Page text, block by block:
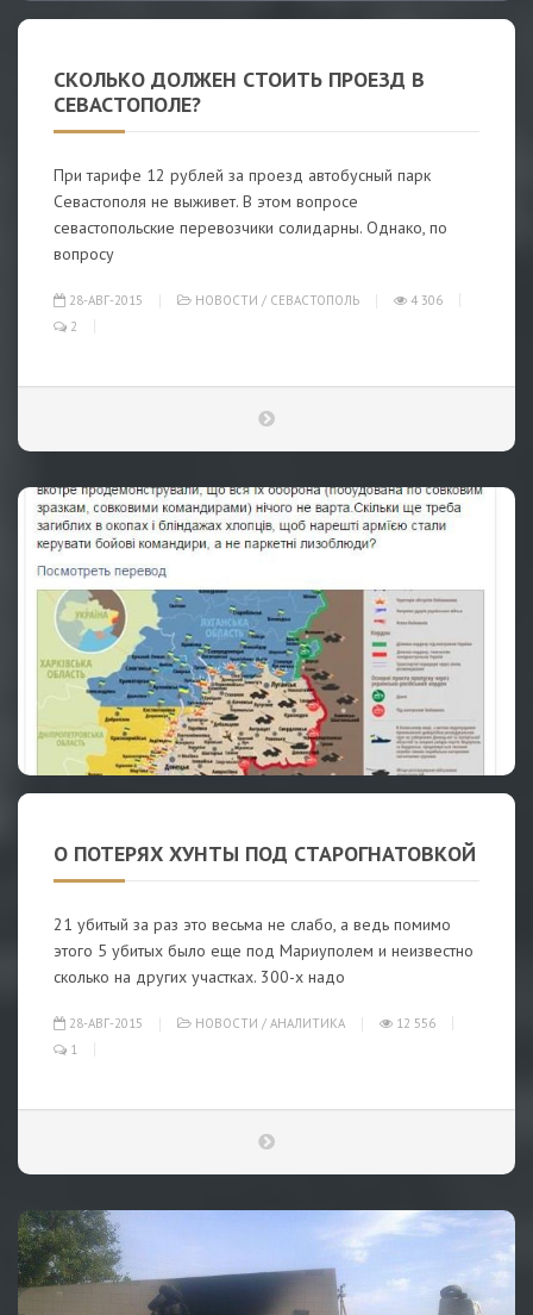
СКОЛЬКО ДОЛЖЕН СТОИТЬ ПРОЕЗД В
СЕВАСТОПОЛЕ?
При тарифе 12 рублей за проезд автобусный парк
Севастополя не выживет. В этом вопросе
севастопольские перевозчики солидарны. Однако, по
вопросу
28-АВГ-2015 НОВОСТИ / СЕВАСТОПОЛЬ
4 306
2
О ПОТЕРЯХ ХУНТЫ ПОД СТАРОГНАТОВКОЙ
21 убитый за раз это весьма не слабо, а ведь помимо
этого 5 убитых было еще под Мариуполем и неизвестно
сколько на других участках. 300-х надо
28-АВГ-2015 НОВОСТИ / АНАЛИТИКА
12 556
1